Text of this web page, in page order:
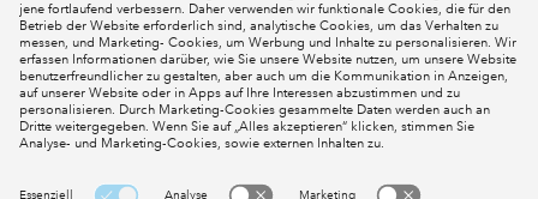
Mein Konto
Social Media